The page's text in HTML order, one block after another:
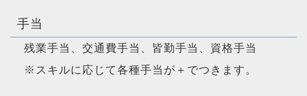
手当
残業手当、交通費手当、皆勤手当、資格手当
※スキルに応じて各種手当が＋でつきます。